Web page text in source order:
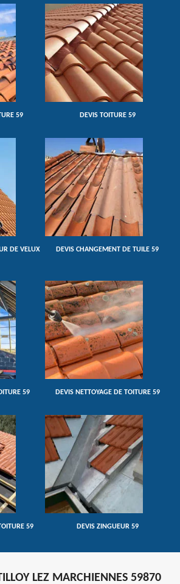
59 DEVIS TOITURE 59
DE VELUX
DEVIS CHANGEMENT DE TUILE 59
59 DEVIS NETTOYAGE DE TOITURE 59
59 DEVIS ZINGUEUR 59
LEZ MARCHIENNES 59870